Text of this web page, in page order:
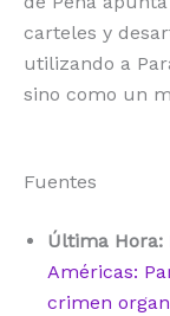
carteles y
utilizando a
sino como un
Fuentes
Última Hora:
Américas:
crimen